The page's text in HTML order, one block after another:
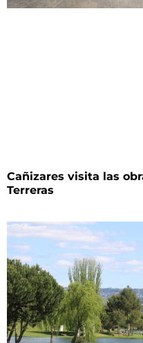
Cañizares visita las
Terreras